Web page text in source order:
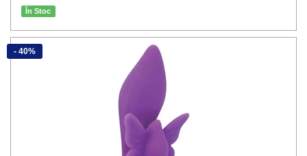
În Stoc
- 40%